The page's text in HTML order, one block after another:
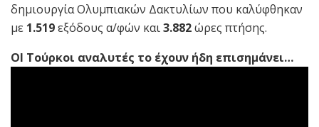
δημιουργία Ολυμπιακών Δακτυλίων που καλύφθηκαν
με 1.519εξόδους α/φών και3.882ώρες πτήσης.
ΟΙ Τούρκοι αναλυτές το έχουν ήδη επισημάνει…